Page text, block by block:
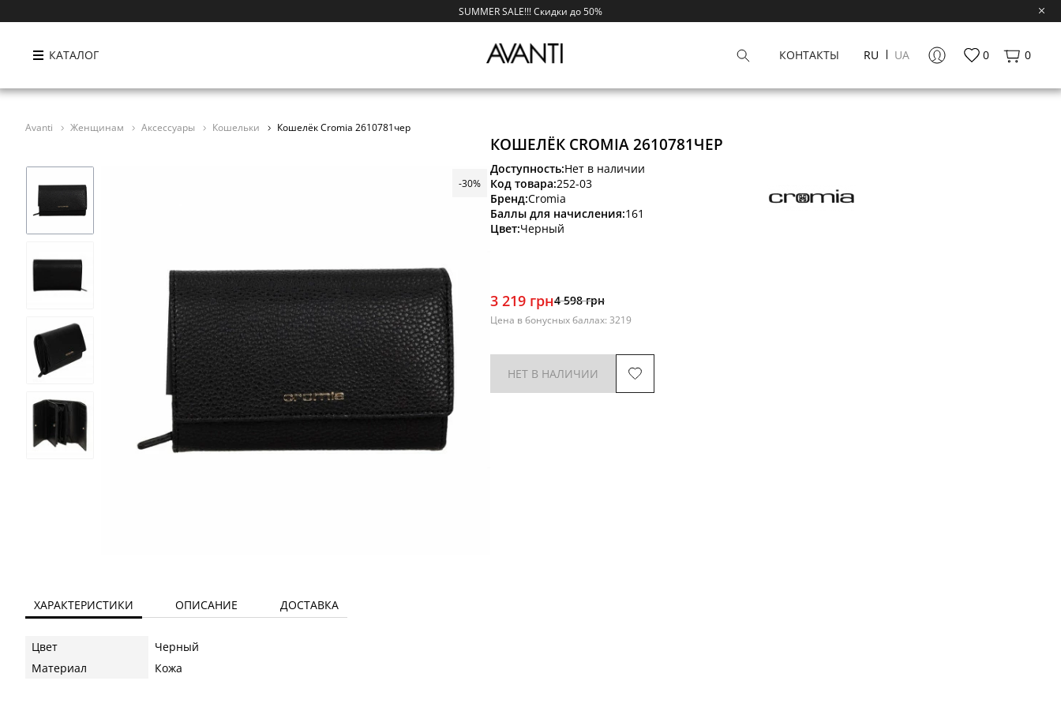
SUMMER SALE!!! Скидки до 50%
КАТАЛОГ КОНТАКТЫ RU UA 0 0
Avanti Женщинам Аксессуары Кошельки Кошелёк Cromia 2610781чер
-30%
КОШЕЛЁК CROMIA 2610781ЧЕР
Доступность:Нет в наличии
Код товара:252-03
Бренд:Cromia
Баллы для начисления:161
Цвет:Черный
3 219 грн4 598 грн
Цена в бонусных баллах: 3219
НЕТ В НАЛИЧИИ
ХАРАКТЕРИСТИКИ ОПИСАНИЕ ДОСТАВКА
Цвет
Черный
Материал
Кожа